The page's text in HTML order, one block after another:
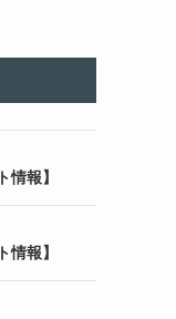
情報】
情報】